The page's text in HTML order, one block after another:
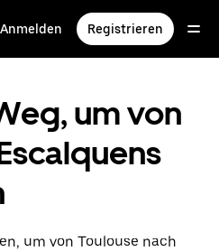
Anmelden Registrieren
um von
um von Toulouse nach